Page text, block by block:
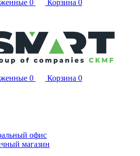
0 Корзина 0
0 Корзина 0
офис
магазин